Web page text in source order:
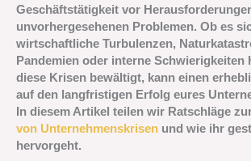
Geschäftstätigkeit vor
unvorhergesehenen Problemen. Ob es
wirtschaftliche Turbulenzen,
Pandemien oder interne Schwierigkeiten
diese Krisen bewältigt, kann einen
auf den langfristigen Erfolg eures
In diesem Artikel teilen wir Ratschläge
von Unternehmenskrisen und wie ihr
hervorgeht.